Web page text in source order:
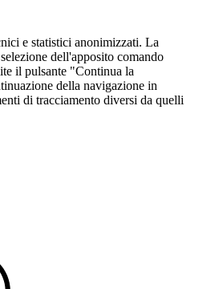
e statistici anonimizzati. La
dell'apposito comando
il pulsante "Continua la
della navigazione in
di tracciamento diversi da quelli